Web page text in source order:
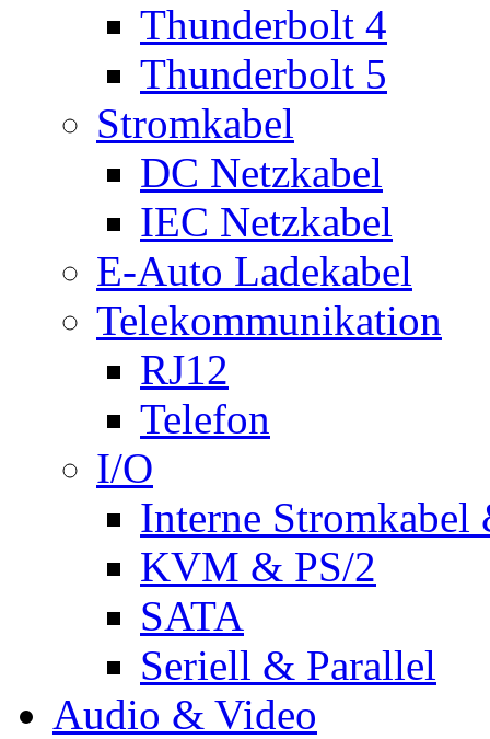
Thunderbolt 4
Thunderbolt 5
Stromkabel
DC Netzkabel
IEC Netzkabel
E-Auto Ladekabel
Telekommunikation
RJ12
Telefon
I/O
Interne Stromkabel
KVM & PS/2
SATA
Seriell & Parallel
Audio & Video